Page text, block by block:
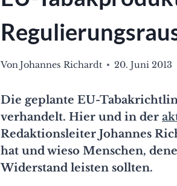
VonJohannes Richardt 20. Juni 2013
Die geplante EU-
verhandelt. Hier und in der
Redaktionsleiter Johannes
hat und wieso Menschen,
Widerstand leisten sollten.